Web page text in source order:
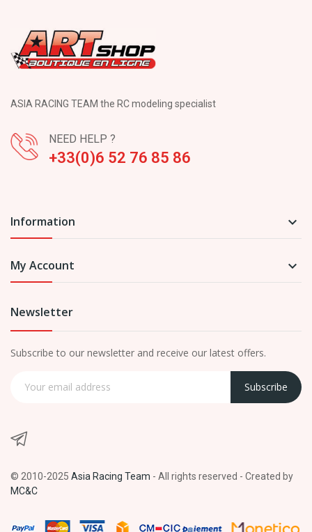
ASIA RACING TEAM the RC modeling specialist
NEED HELP ?
+33(0)6 52 76 85 86
Information 
My Account 
Newsletter
Subscribe to our newsletter and receive our latest offers.
Subscribe
© 2010-2025 Asia Racing Team - All rights reserved - Created by
MC&C